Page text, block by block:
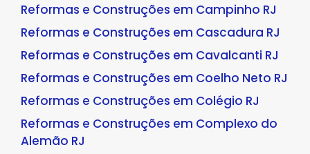
Reformas e Construções em Campinho RJ
Reformas e Construções em Cascadura RJ
Reformas e Construções em Cavalcanti RJ
Reformas e Construções em Coelho Neto RJ
Reformas e Construções em Colégio RJ
Reformas e Construções em Complexo do
Alemão RJ